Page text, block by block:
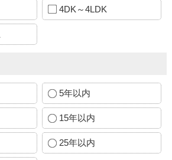
4DK～4LDK
5年以内
15年以内
25年以内